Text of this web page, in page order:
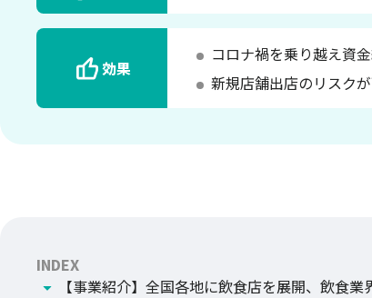
効果
コロナ禍を乗り越え資
新規店舗出店のリスク
INDEX
【事業紹介】全国各地に飲食店を展開、飲食